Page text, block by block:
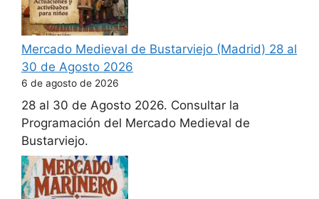
Mercado Medieval de Bustarviejo (Madrid) 28 al
30 de Agosto 2026
6 de agosto de 2026
28 al 30 de Agosto 2026. Consultar la
Programación del Mercado Medieval de
Bustarviejo.